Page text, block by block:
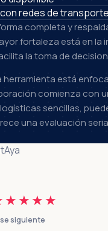
redes de
completa y
fortaleza está en
la toma de
herramienta está
comienza con
sencillas,
una evaluación
siguiente